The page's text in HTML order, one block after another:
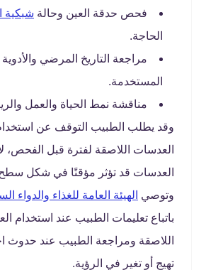
فحص حدقة العين وحالة شبكية
الحاجة.
مراجعة التاريخ المرضي والأدوية
المستخدمة.
مناقشة نمط الحياة والعمل
وقد يطلب الطبيب التوقف عن
العدسات اللاصقة لفترة قبل الفحص،
العدسات قد تؤثر مؤقتًا في شكل سطح
وتوصي الهيئة العامة للغذاء والدواء
باتباع تعليمات الطبيب عند استخدام
اللاصقة ومراجعة الطبيب عند حدوث
تهيج أو تغير في الرؤية.